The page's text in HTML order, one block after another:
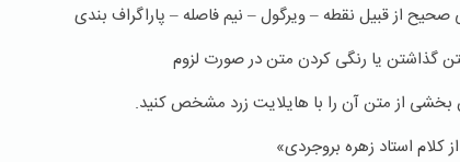
از قبیل نقطه – ویرگول – نیم فاصله – پاراگراف بندی
یا رنگی کردن متن در صورت لزوم
از متن آن را با هایلایت زرد مشخص کنید.
استاد زهره بروجردی»